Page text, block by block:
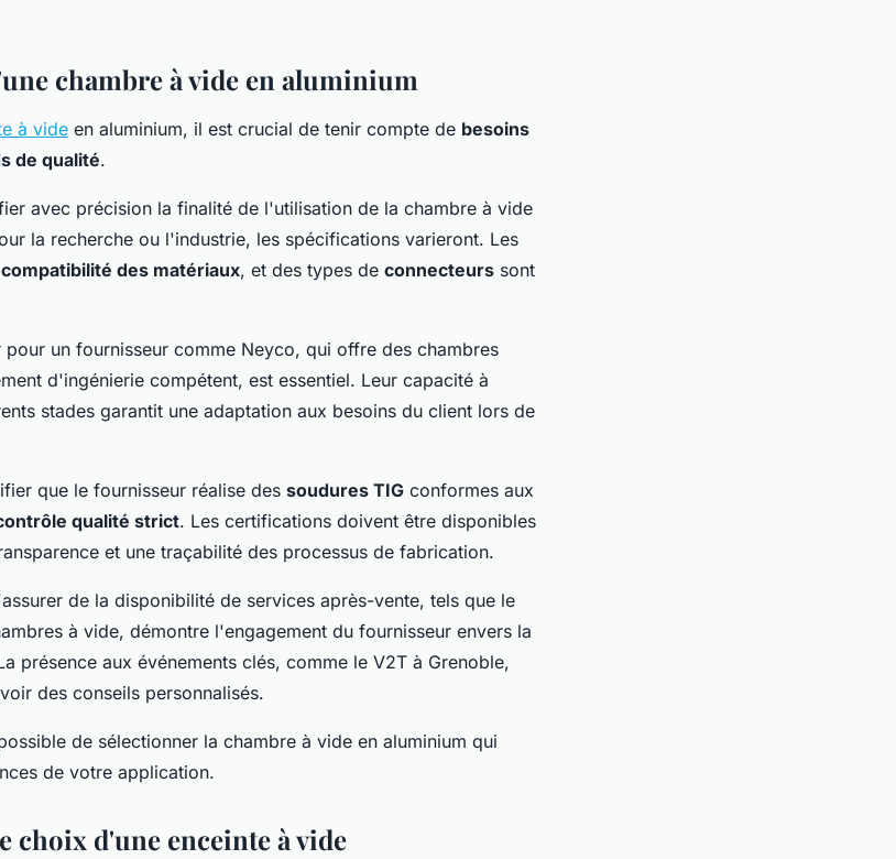
chambre à vide en aluminium
à vide en aluminium, il est crucial de tenir compte de besoins
de qualité.
avec précision la finalité de l'utilisation de la chambre à vide
la recherche ou l'industrie, les spécifications varieront. Les
compatibilité des matériaux, et des types de connecteurs sont
pour un fournisseur comme Neyco, qui offre des chambres
d'ingénierie compétent, est essentiel. Leur capacité à
stades garantit une adaptation aux besoins du client lors de
que le fournisseur réalise des soudures TIG conformes aux
qualité strict. Les certifications doivent être disponibles
et une traçabilité des processus de fabrication.
de la disponibilité de services après-vente, tels que le
à vide, démontre l'engagement du fournisseur envers la
présence aux événements clés, comme le V2T à Grenoble,
des conseils personnalisés.
de sélectionner la chambre à vide en aluminium qui
de votre application.
choix d'une enceinte à vide